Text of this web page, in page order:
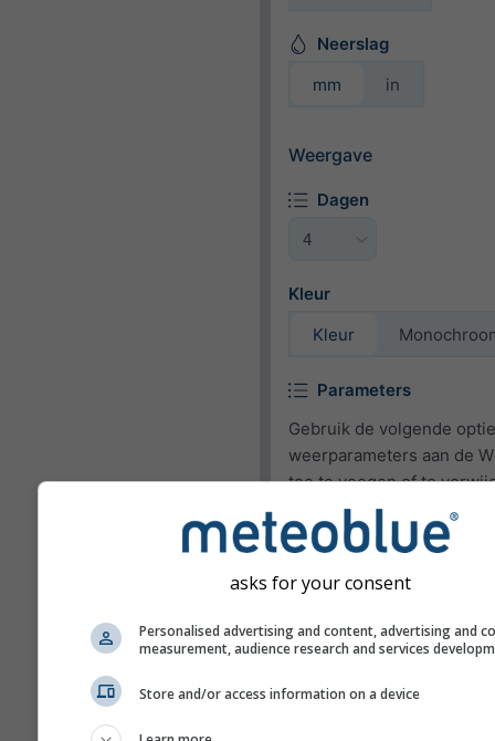
Neerslag
mm
in
Weergave
Dagen
Kleur
Kleur
Parameters
Gebruik de volgende
weerparameters aan de
toe te voegen of te
Pictogram
Temperatuur (max.)
Windsnelheid
Wind Gust
asks for your consent
Personalised advertising and content, advertising and
measurement, audience research and services
Store and/or access information on a device